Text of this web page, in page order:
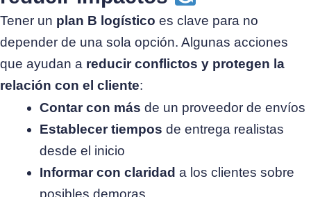
Tener un plan B logístico es clave para no
depender de una sola opción. Algunas acciones
que ayudan a reducir conflictos y protegen la
relación con el cliente:
Contar con más de un proveedor de envíos
Establecer tiempos de entrega realistas
desde el inicio
Informar con claridad a los clientes sobre